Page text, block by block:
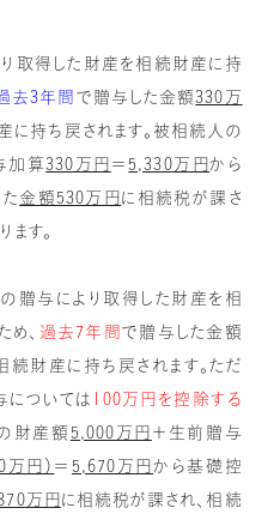
取得した財産を相続財産に持
去3年間 で贈与した金額330万
に持ち戻されます。被相続人の
加算330万円 ＝5,330万円から
金額530万円 に相続税が課さ
ます。
の贈与により取得した財産を相
、 過去7年間 で贈与した金額
続財産に持ち戻されます。ただ
については
100万円を控除する
財産額 5,000万円 ＋生前贈与
円） ＝ 5,670万円から基礎控
万円 に相続税が課され、相続